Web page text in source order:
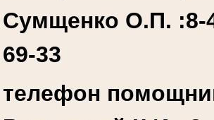
Сумщенко О.П. :8-
69-33
телефон